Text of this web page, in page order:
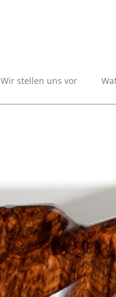
Wir stellen uns vor